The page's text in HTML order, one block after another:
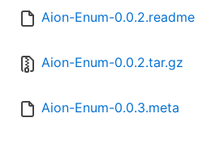
Aion-Enum-0.0.2.readme
Aion-Enum-0.0.2.tar.gz
Aion-Enum-0.0.3.meta